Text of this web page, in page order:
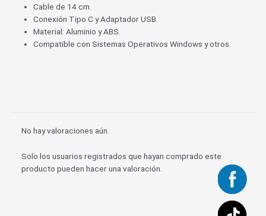
Cable de 14 cm.
Conexión Tipo C y Adaptador USB.
Material: Aluminio y ABS.
Compatible con Sistemas Operativos Windows y otros.
No hay valoraciones aún.
Solo los usuarios registrados que hayan comprado este
producto pueden hacer una valoración.